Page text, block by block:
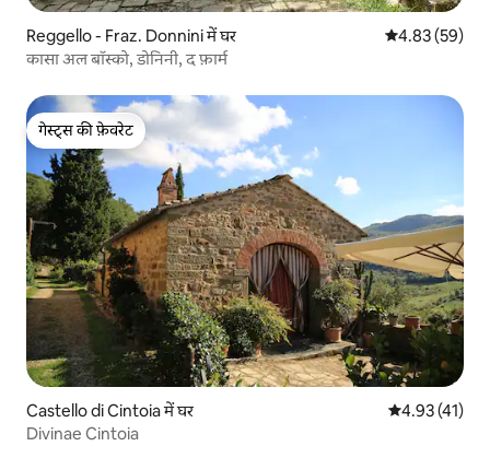
Reggello - Fraz. Donnini में घर औसत रेटिंग 5 में
4.83 (59)
कासा अल बॉस्को, डोनिनी, द फ़ार्म
गेस्ट्स की फ़ेवरेट
गेस्ट्स की फ़ेवरेट
Castello di Cintoia में घर औसत रेटिंग 5 में
4.93 (41)
Divinae Cintoia